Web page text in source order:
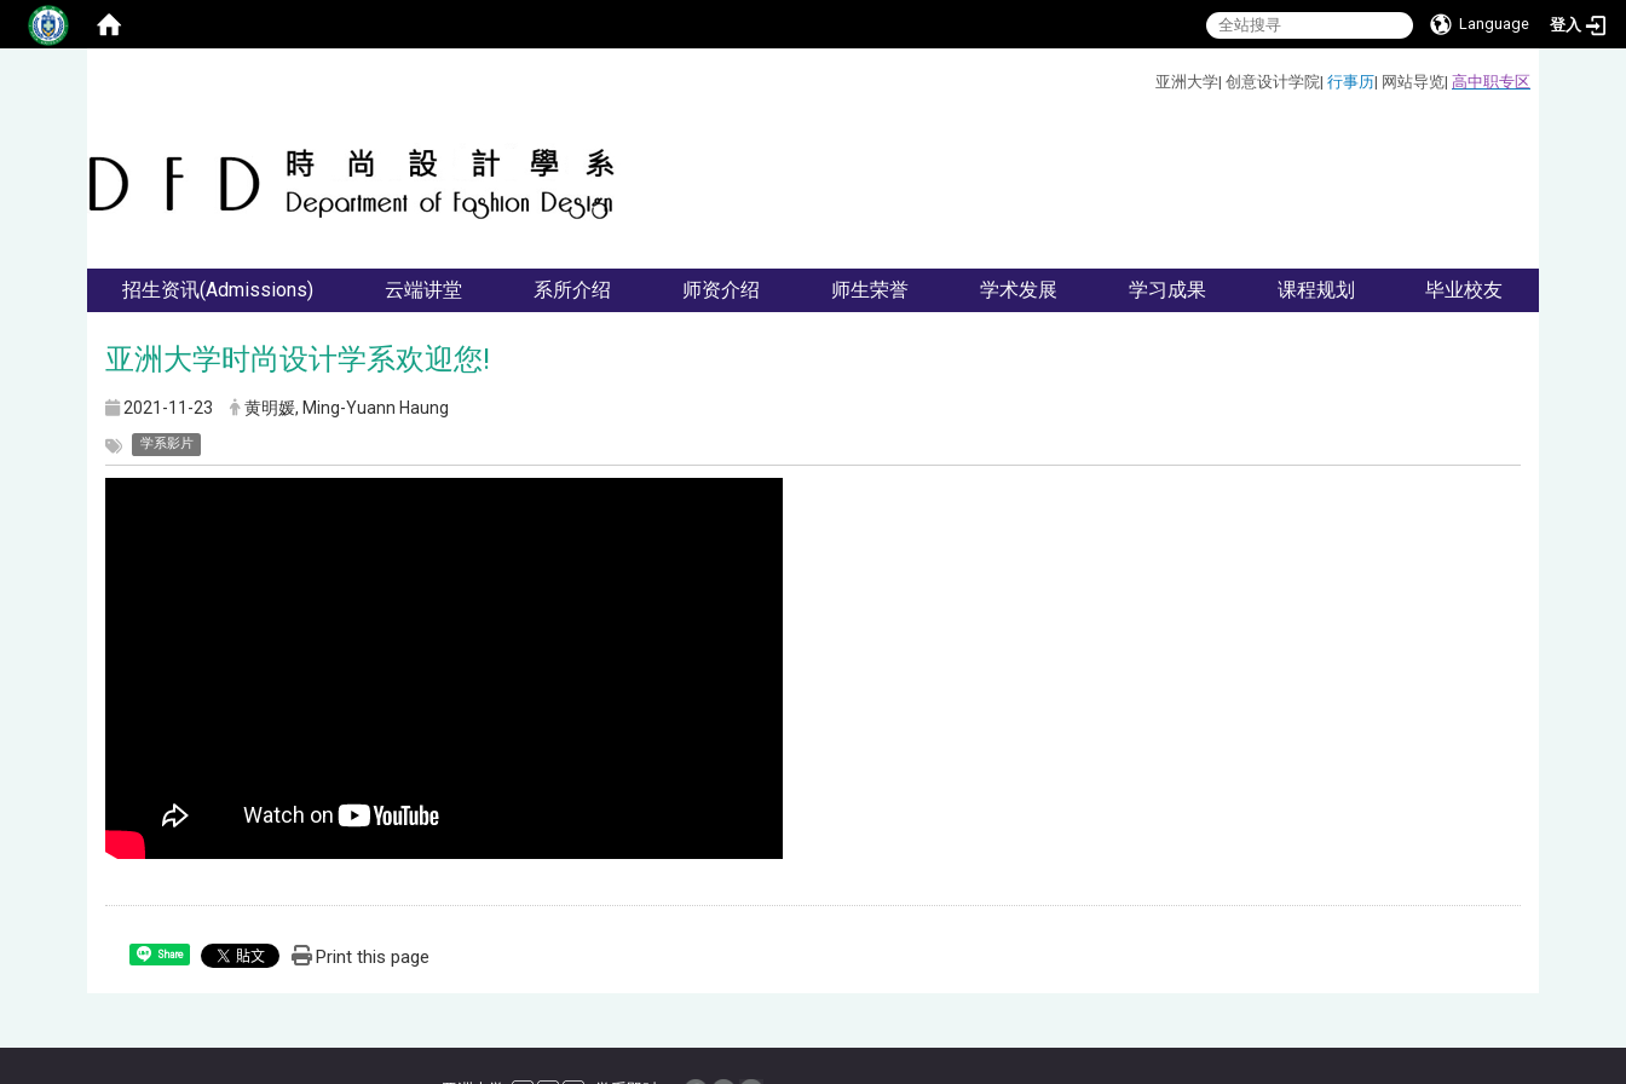
Language 登入
亚洲大学| 创意设计学院| 行事历| 网站导览| 高中职专区
招生资讯(Admissions) 云端讲堂 系所介绍 师资介绍 师生荣誉 学术发展 学习成果 课程规划 毕业校友
亚洲大学时尚设计学系欢迎您!
2021-11-23 黄明媛, Ming-Yuann Haung
学系影片
Share Print this page